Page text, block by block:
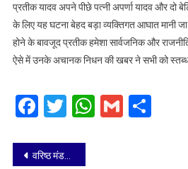
प्रतीक यादव अपने पीछे पत्नी अपर्णा यादव और दो
के लिए यह घटना बेहद बड़ा व्यक्तिगत आघात मानी
होने के बावजूद प्रतीक हमेशा सार्वजनिक और
ऐसे में उनके अचानक निधन की खबर ने सभी को स्तब्ध
Facebook
Twitter
WhatsApp
Gmail
Post
वरिष्ठ मंडल वाणिज्य प्रबंधक आगरा द्वारा उत्कृष्ट कार्य करने वाले टिकट जाँच कर्मचारियों को किया गया सम्मानित